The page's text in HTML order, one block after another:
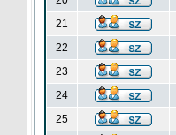
21
22
23
24
25